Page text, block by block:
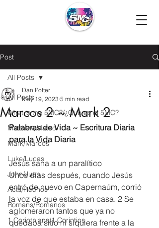
Post
All Posts
What is the 5MC?/¿Que es el 5MC?
Matthew/Mateo
Mark/Marcos
Luke/Lucas
John/Juan
Acts/Hechos
Romans/Romanos
1 Corinthians/1 Corintios
All Posts
Marcos 2 ~ Mark 2
Dan Potter
May 19, 2023 5 min read
Palabras de Vida ~ Escritura Diaria
para la Vida Diaria
Jesús sana a un paralítico
Unos días después, cuando Jesús
entró de nuevo en Capernaúm, corrió
la voz de que estaba en casa. 2 Se
aglomeraron tantos que ya no
quedaba sitio ni siquiera frente a la